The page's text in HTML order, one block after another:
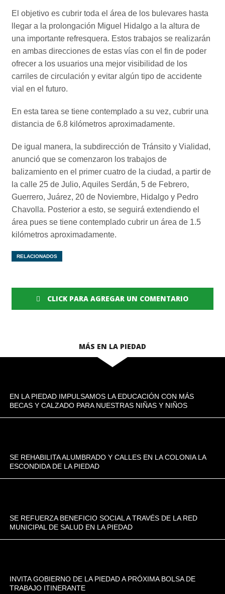
El objetivo es cubrir toda el área de los bulevares hasta
llegar a la prolongación Miguel Hidalgo a la altura de
una importante refresquera. Estos trabajos se realizarán
en ambas direcciones de estas vías con el fin de poder
ofrecer a los usuarios una mejor visibilidad de los
carriles de circulación y evitar algún tipo de accidente
vial en el futuro.
En esta tarea se tiene contemplado a su vez, cubrir una
distancia de 6.8 kilómetros aproximadamente.
De igual manera, la subdirección de Tránsito y Vialidad,
anunció que se comenzaron los trabajos de
balizamiento en el primer cuatro de la ciudad, a partir de
la calle 25 de Julio, Aquiles Serdán, 5 de Febrero,
Guerrero, Juárez, 20 de Noviembre, Hidalgo y Pedro
Chavolla. Posterior a esto, se seguirá extendiendo el
área pues se tiene contemplado cubrir un área de 1.5
kilómetros aproximadamente.
RELACIONADOS
CLICK PARA AGREGAR UN COMENTARIO
MÁS EN LA PIEDAD
EN LA PIEDAD IMPULSAMOS LA EDUCACIÓN CON MÁS
BECAS Y CALZADO PARA NUESTRAS NIÑAS Y NIÑOS
SE REHABILITA ALUMBRADO Y CALLES EN LA COLONIA LA
ESCONDIDA DE LA PIEDAD
SE REFUERZA BENEFICIO SOCIAL A TRAVÉS DE LA RED
MUNICIPAL DE SALUD EN LA PIEDAD
INVITA GOBIERNO DE LA PIEDAD A PRÓXIMA BOLSA DE
TRABAJO ITINERANTE